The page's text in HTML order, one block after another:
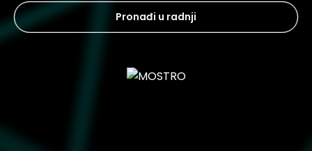
Pronađi u radnji